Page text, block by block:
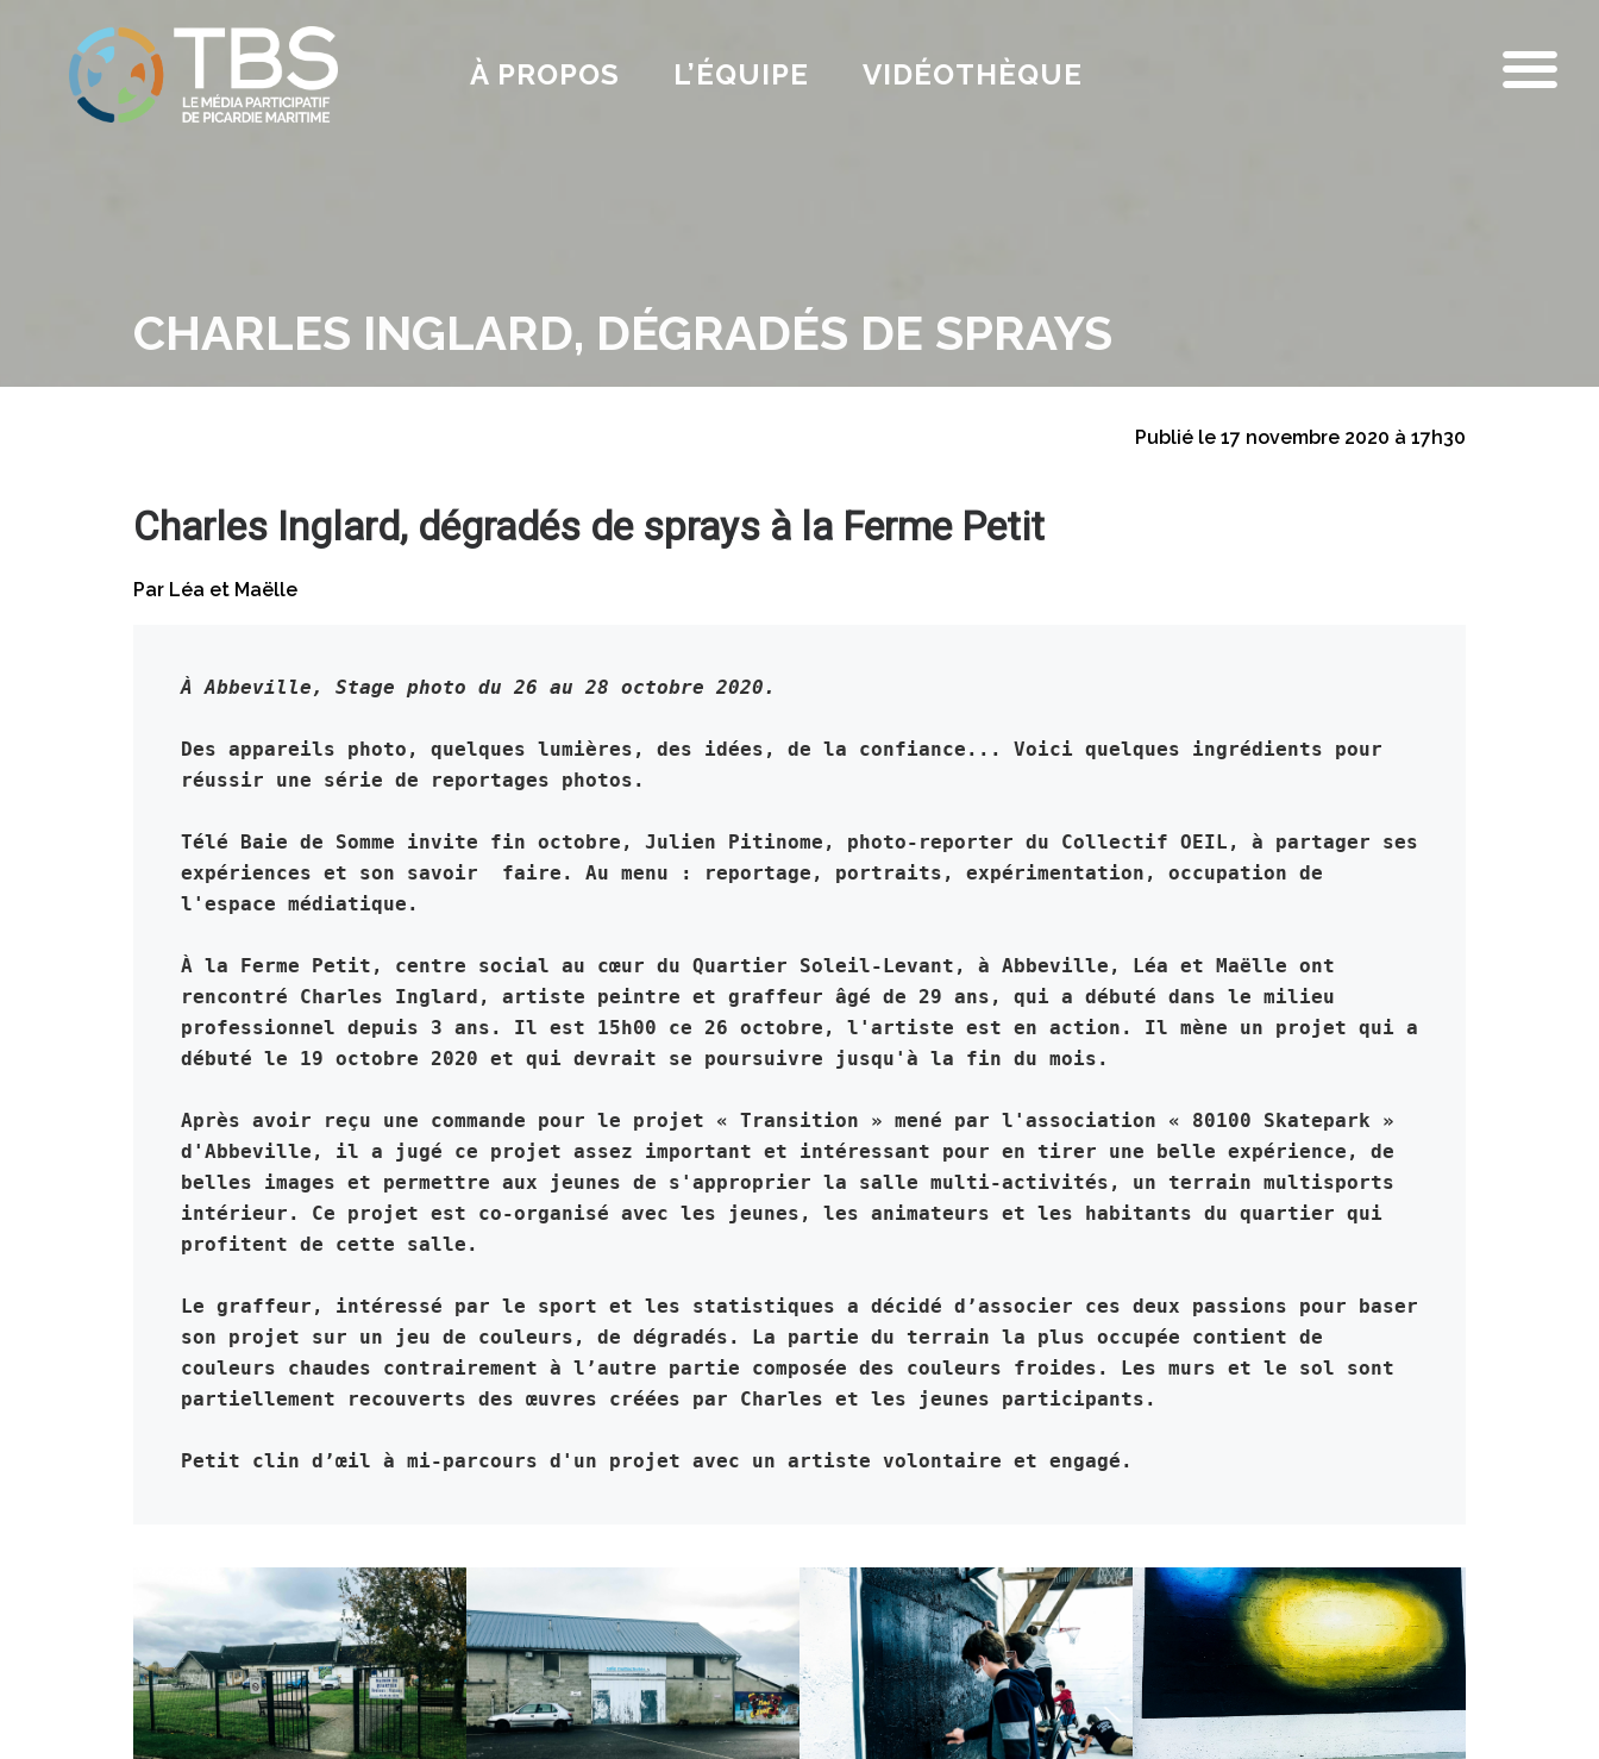
À PROPOS L’ÉQUIPE VIDÉOTHÈQUE
CHARLES INGLARD, DÉGRADÉS DE SPRAYS
Publié le 17 novembre 2020 à 17h30
Charles Inglard, dégradés de sprays à la Ferme Petit
Par Léa et Maëlle
À Abbeville, Stage photo du 26 au 28 octobre 2020.
Des appareils photo, quelques lumières, des idées, de la confiance... Voici quelques ingrédients pour
réussir une série de reportages photos.
Télé Baie de Somme invite fin octobre, Julien Pitinome, photo-reporter du Collectif OEIL, à partager ses
expériences et son savoir
faire. Au menu : reportage, portraits, expérimentation, occupation de
l'espace médiatique.
À la Ferme Petit, centre social au cœur du Quartier Soleil-Levant, à Abbeville, Léa et Maëlle ont
rencontré Charles Inglard, artiste peintre et graffeur âgé de 29 ans, qui a débuté dans le milieu
professionnel depuis 3 ans. Il est 15h00 ce 26 octobre, l'artiste est en action. Il mène un projet qui a
débuté le 19 octobre 2020 et qui devrait se poursuivre jusqu'à la fin du mois.
Après avoir reçu une commande pour le projet « Transition » mené par l'association « 80100 Skatepark »
d'Abbeville, il a jugé ce projet assez important et intéressant pour en tirer une belle expérience, de
belles images et permettre aux jeunes de s'approprier la salle multi-activités, un terrain multisports
intérieur. Ce projet est co-organisé avec les jeunes, les animateurs et les habitants du quartier qui
profitent de cette salle.
Le graffeur, intéressé par le sport et les statistiques a décidé d’associer ces deux passions pour baser
son projet sur un jeu de couleurs, de dégradés. La partie du terrain la plus occupée contient de
couleurs chaudes contrairement à l’autre partie composée des couleurs froides. Les murs et le sol sont
partiellement recouverts des œuvres créées par Charles et les jeunes participants.
Petit clin d’œil à mi-parcours d'un projet avec un artiste volontaire et engagé.